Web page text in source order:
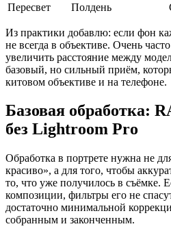
Пересвет
Полдень
Из практики добавлю: если фон
не всегда в объективе. Очень
увеличить расстояние между
базовый, но сильный приём,
китовом объективе и на телефоне.
Базовая обработка:
без Lightroom Pro
Обработка в портрете нужна не
красиво», а для того, чтобы
то, что уже получилось в съёмке.
композиции, фильтры его не
достаточно минимальной
собранным и законченным.